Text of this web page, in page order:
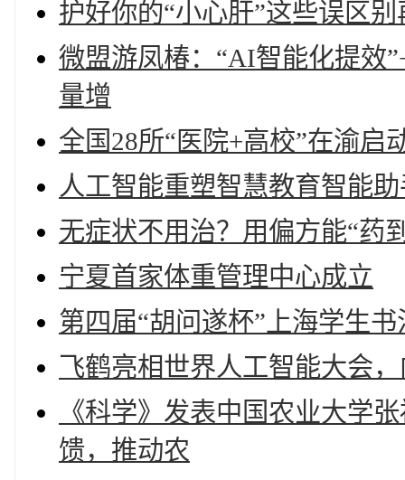
护好你的“小心肝”这些误区别
微盟游凤椿：“AI智能化提效
量增
全国28所“医院+高校”在渝启
人工智能重塑智慧教育智能
无症状不用治？用偏方能“药
宁夏首家体重管理中心成立
第四届“胡问遂杯”上海学生
飞鹤亮相世界人工智能大会
《科学》发表中国农业大学
馈，推动农